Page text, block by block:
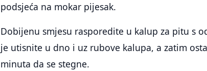
podsjeća na mokar pijesak.
Dobijenu smjesu rasporedite u kalup za pitu s
je utisnite u dno i uz rubove kalupa, a zatim
minuta da se stegne.